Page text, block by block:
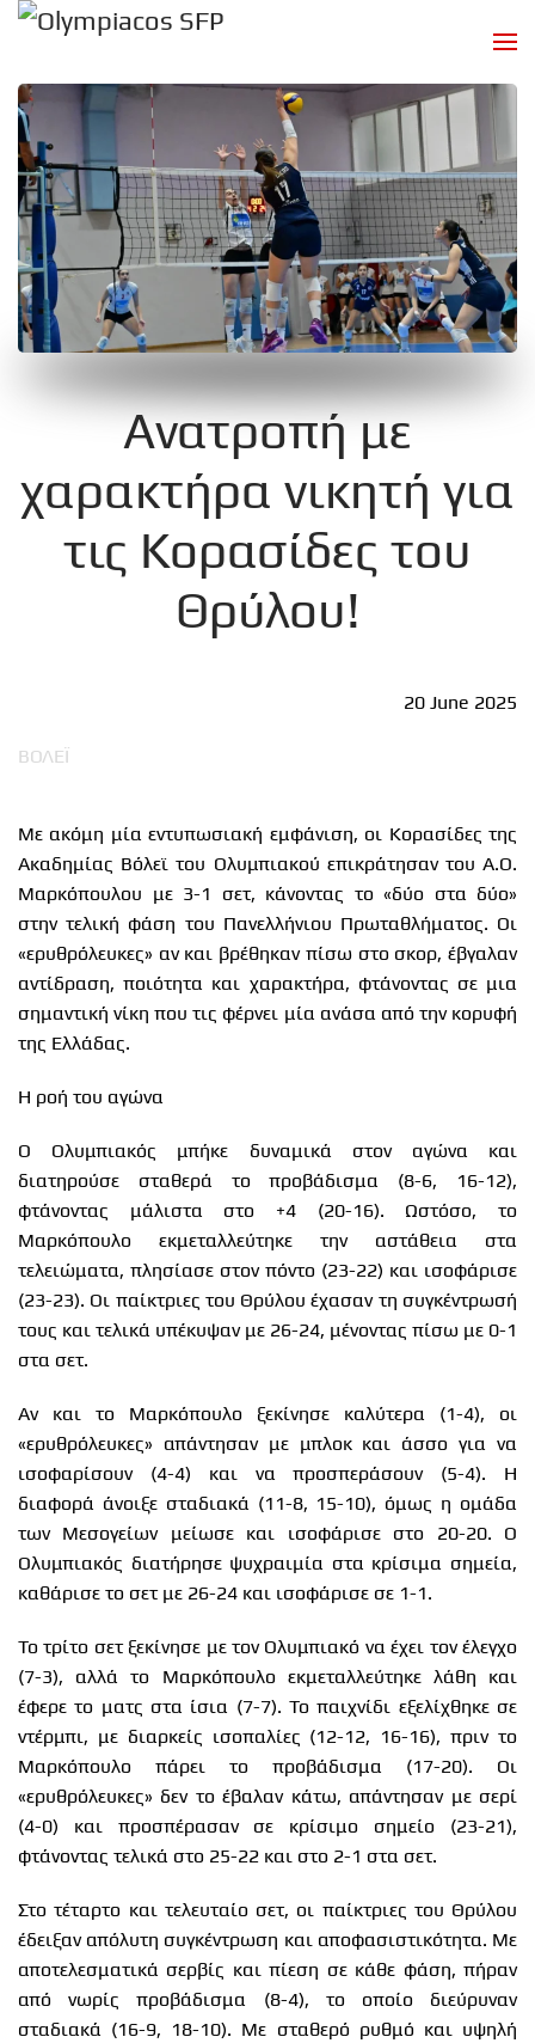
Ανατροπή με
χαρακτήρα νικητή για
τις Κορασίδες του
Θρύλου!
20 June 2025
ΒΟΛΕΪ
Με ακόμη μία εντυπωσιακή εμφάνιση, οι Κορασίδες της
Ακαδημίας Βόλεϊ του Ολυμπιακού επικράτησαν του Α.Ο.
Μαρκόπουλου με 3-1 σετ, κάνοντας το «δύο στα δύο»
στην τελική φάση του Πανελλήνιου Πρωταθλήματος. Οι
«ερυθρόλευκες» αν και βρέθηκαν πίσω στο σκορ, έβγαλαν
αντίδραση, ποιότητα και χαρακτήρα, φτάνοντας σε μια
σημαντική νίκη που τις φέρνει μία ανάσα από την κορυφή
της Ελλάδας.
Η ροή του αγώνα
Ο Ολυμπιακός μπήκε δυναμικά στον αγώνα και
διατηρούσε σταθερά το προβάδισμα (8-6, 16-12),
φτάνοντας μάλιστα στο +4 (20-16). Ωστόσο, το
Μαρκόπουλο εκμεταλλεύτηκε την αστάθεια στα
τελειώματα, πλησίασε στον πόντο (23-22) και ισοφάρισε
(23-23). Οι παίκτριες του Θρύλου έχασαν τη συγκέντρωσή
τους και τελικά υπέκυψαν με 26-24, μένοντας πίσω με 0-1
στα σετ.
Αν και το Μαρκόπουλο ξεκίνησε καλύτερα (1-4), οι
«ερυθρόλευκες» απάντησαν με μπλοκ και άσσο για να
ισοφαρίσουν (4-4) και να προσπεράσουν (5-4). Η
διαφορά άνοιξε σταδιακά (11-8, 15-10), όμως η ομάδα
των Μεσογείων μείωσε και ισοφάρισε στο 20-20. Ο
Ολυμπιακός διατήρησε ψυχραιμία στα κρίσιμα σημεία,
καθάρισε το σετ με 26-24 και ισοφάρισε σε 1-1.
Το τρίτο σετ ξεκίνησε με τον Ολυμπιακό να έχει τον έλεγχο
(7-3), αλλά το Μαρκόπουλο εκμεταλλεύτηκε λάθη και
έφερε το ματς στα ίσια (7-7). Το παιχνίδι εξελίχθηκε σε
ντέρμπι, με διαρκείς ισοπαλίες (12-12, 16-16), πριν το
Μαρκόπουλο πάρει το προβάδισμα (17-20). Οι
«ερυθρόλευκες» δεν το έβαλαν κάτω, απάντησαν με σερί
(4-0) και προσπέρασαν σε κρίσιμο σημείο (23-21),
φτάνοντας τελικά στο 25-22 και στο 2-1 στα σετ.
Στο τέταρτο και τελευταίο σετ, οι παίκτριες του Θρύλου
έδειξαν απόλυτη συγκέντρωση και αποφασιστικότητα. Με
αποτελεσματικά σερβίς και πίεση σε κάθε φάση, πήραν
από νωρίς προβάδισμα (8-4), το οποίο διεύρυναν
σταδιακά (16-9, 18-10). Με σταθερό ρυθμό και υψηλή